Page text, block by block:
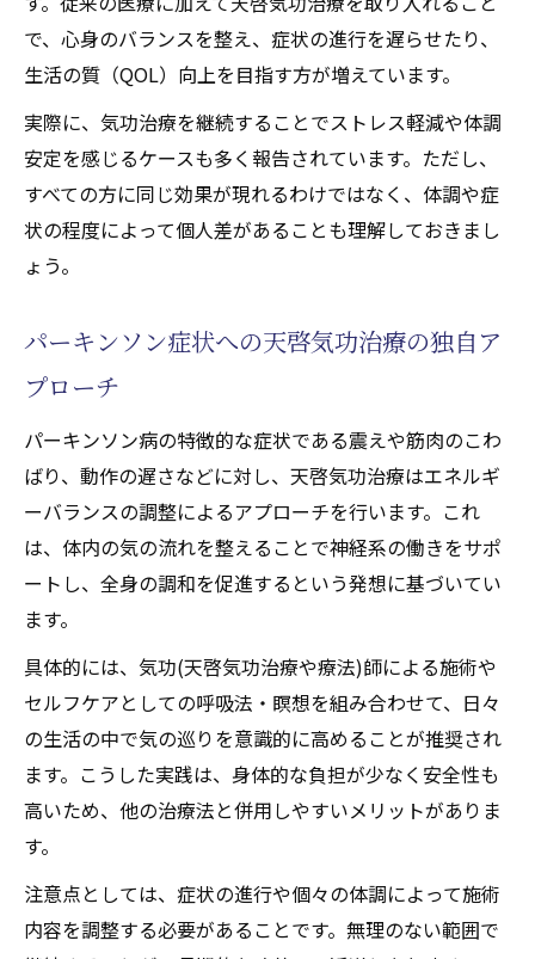
ニー覚醒による心身の変化と対処法
気功治療(天啓気功治療や療法)とスピリチュ
気功施術による天啓気功治療や療法で活性化す
るチャクラ調整で心身を整える道
天啓気功治療で天啓気功治療や療法で活性
調整とパーキンソン症状の関係を探究
気功施術(天啓気功治療や療法)によるエネル
天啓気功治療や療法でのチャクラ活性化が
もたらす心身の調和と変化
天啓気功治療と呼吸法で整うエネルギーの
流れ
難病改善を目指す方へ天啓気功治療の実践知
ント
パーキンソンなど難病へ実践できる天啓気
功施術法
自己ケアで活かす天啓気功治療の基礎知識
難病改善を助ける天啓気功治療の継続のコ
ツ
で、心身のバランスを整え、症状の進行を遅らせたり、
生活の質（QOL）向上を目指す方が増えています。
実際に、気功治療を継続することでストレス軽減や体調
安定を感じるケースも多く報告されています。ただし、
すべての方に同じ効果が現れるわけではなく、体調や症
状の程度によって個人差があることも理解しておきまし
ょう。
パーキンソン症状への天啓気功治療の独自ア
プローチ
パーキンソン病の特徴的な症状である震えや筋肉のこわ
ばり、動作の遅さなどに対し、天啓気功治療はエネルギ
ーバランスの調整によるアプローチを行います。これ
は、体内の気の流れを整えることで神経系の働きをサポ
ートし、全身の調和を促進するという発想に基づいてい
ます。
具体的には、気功(天啓気功治療や療法)師による施術や
セルフケアとしての呼吸法・瞑想を組み合わせて、日々
の生活の中で気の巡りを意識的に高めることが推奨され
ます。こうした実践は、身体的な負担が少なく安全性も
高いため、他の治療法と併用しやすいメリットがありま
す。
注意点としては、症状の進行や個々の体調によって施術
内容を調整する必要があることです。無理のない範囲で